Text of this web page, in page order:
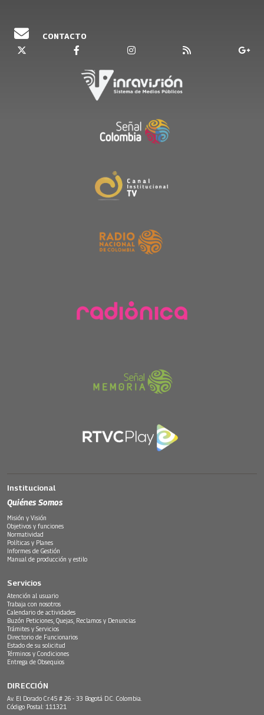
CONTACTO
Institucional
Quiénes Somos
Misión y Visión
Objetivos y funciones
Normatividad
Políticas y Planes
Informes de Gestión
Manual de producción y estilo
Servicios
Atención al usuario
Trabaja con nosotros
Calendario de actividades
Buzón Peticiones, Quejas, Reclamos y Denuncias
Trámites y Servicios
Directorio de Funcionarios
Estado de su solicitud
Términos y Condiciones
Entrega de Obsequios
DIRECCIÓN
Av. El Dorado Cr.45 # 26 - 33 Bogotá D.C. Colombia.
Código Postal: 111321